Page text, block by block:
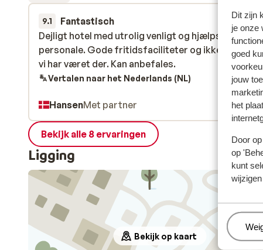
Dit zijn
je onze
goed
jouw
het
Door
op
kunt
9.1 Fantastisch
22 feb.
Dejligt hotel med utrolig venligt og hjælpsomt
personale. Gode fritidsfaciliteter og ikke sidste
vi har været der. Kan anbefales.
Dejligt hotel med utrolig venligt og hjælpsomt
personale. Gode fritidsfaciliteter og ikke sidste
vi har været der. Kan anbefales.
Vertalen naar het Nederlands (NL)
HansenMet partner
Bekijk alle 8 ervaringen
Ligging
Bekijk op kaart